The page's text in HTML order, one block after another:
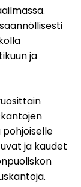
ja
ja kaudet